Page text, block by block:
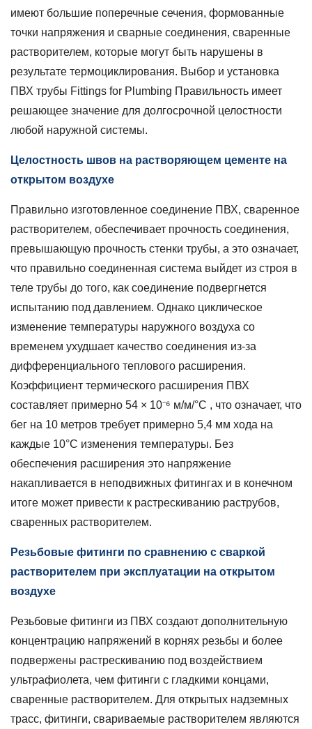
имеют большие поперечные сечения, формованные
точки напряжения и сварные соединения, сваренные
растворителем, которые могут быть нарушены в
результате термоциклирования. Выбор и установка
ПВХ трубы Fittings for Plumbing Правильность имеет
решающее значение для долгосрочной целостности
любой наружной системы.
Целостность швов на растворяющем цементе на
открытом воздухе
Правильно изготовленное соединение ПВХ, сваренное
растворителем, обеспечивает прочность соединения,
превышающую прочность стенки трубы, а это означает,
что правильно соединенная система выйдет из строя в
теле трубы до того, как соединение подвергнется
испытанию под давлением. Однако циклическое
изменение температуры наружного воздуха со
временем ухудшает качество соединения из-за
дифференциального теплового расширения.
Коэффициент термического расширения ПВХ
составляет примерно 54 × 10⁻⁶ м/м/°С , что означает, что
бег на 10 метров требует примерно 5,4 мм хода на
каждые 10°C изменения температуры. Без
обеспечения расширения это напряжение
накапливается в неподвижных фитингах и в конечном
итоге может привести к растрескиванию раструбов,
сваренных растворителем.
Резьбовые фитинги по сравнению с сваркой
растворителем при эксплуатации на открытом
воздухе
Резьбовые фитинги из ПВХ создают дополнительную
концентрацию напряжений в корнях резьбы и более
подвержены растрескиванию под воздействием
ультрафиолета, чем фитинги с гладкими концами,
сваренные растворителем. Для открытых надземных
трасс, фитинги, свариваемые растворителем являются